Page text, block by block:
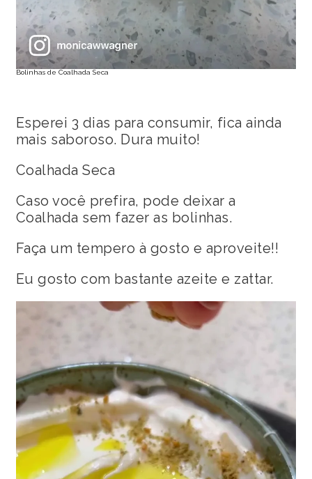
Bolinhas de Coalhada Seca
Esperei 3 dias para consumir, fica ainda
mais saboroso. Dura muito!
Coalhada Seca
Caso você prefira, pode deixar a
Coalhada sem fazer as bolinhas.
Faça um tempero à gosto e aproveite!!
Eu gosto com bastante azeite e zattar.